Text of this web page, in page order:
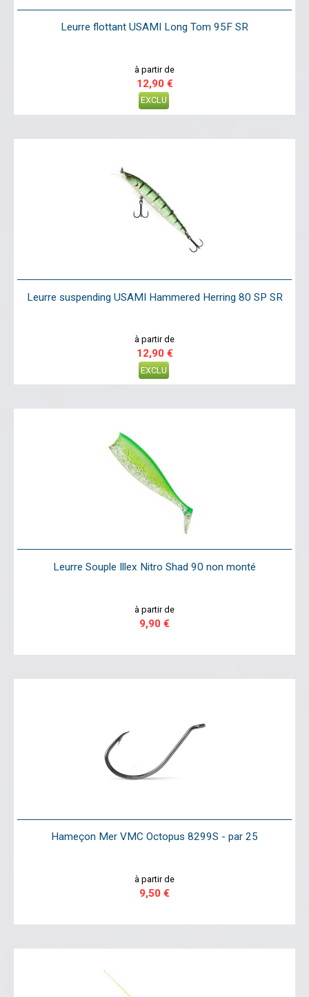
Leurre flottant USAMI Long Tom 95F SR
à partir de
12,90 €
EXCLU
Leurre suspending USAMI Hammered Herring 80 SP SR
à partir de
12,90 €
EXCLU
Leurre Souple Illex Nitro Shad 90 non monté
à partir de
9,90 €
Hameçon Mer VMC Octopus 8299S - par 25
à partir de
9,50 €